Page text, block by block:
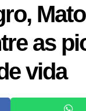
as
vida